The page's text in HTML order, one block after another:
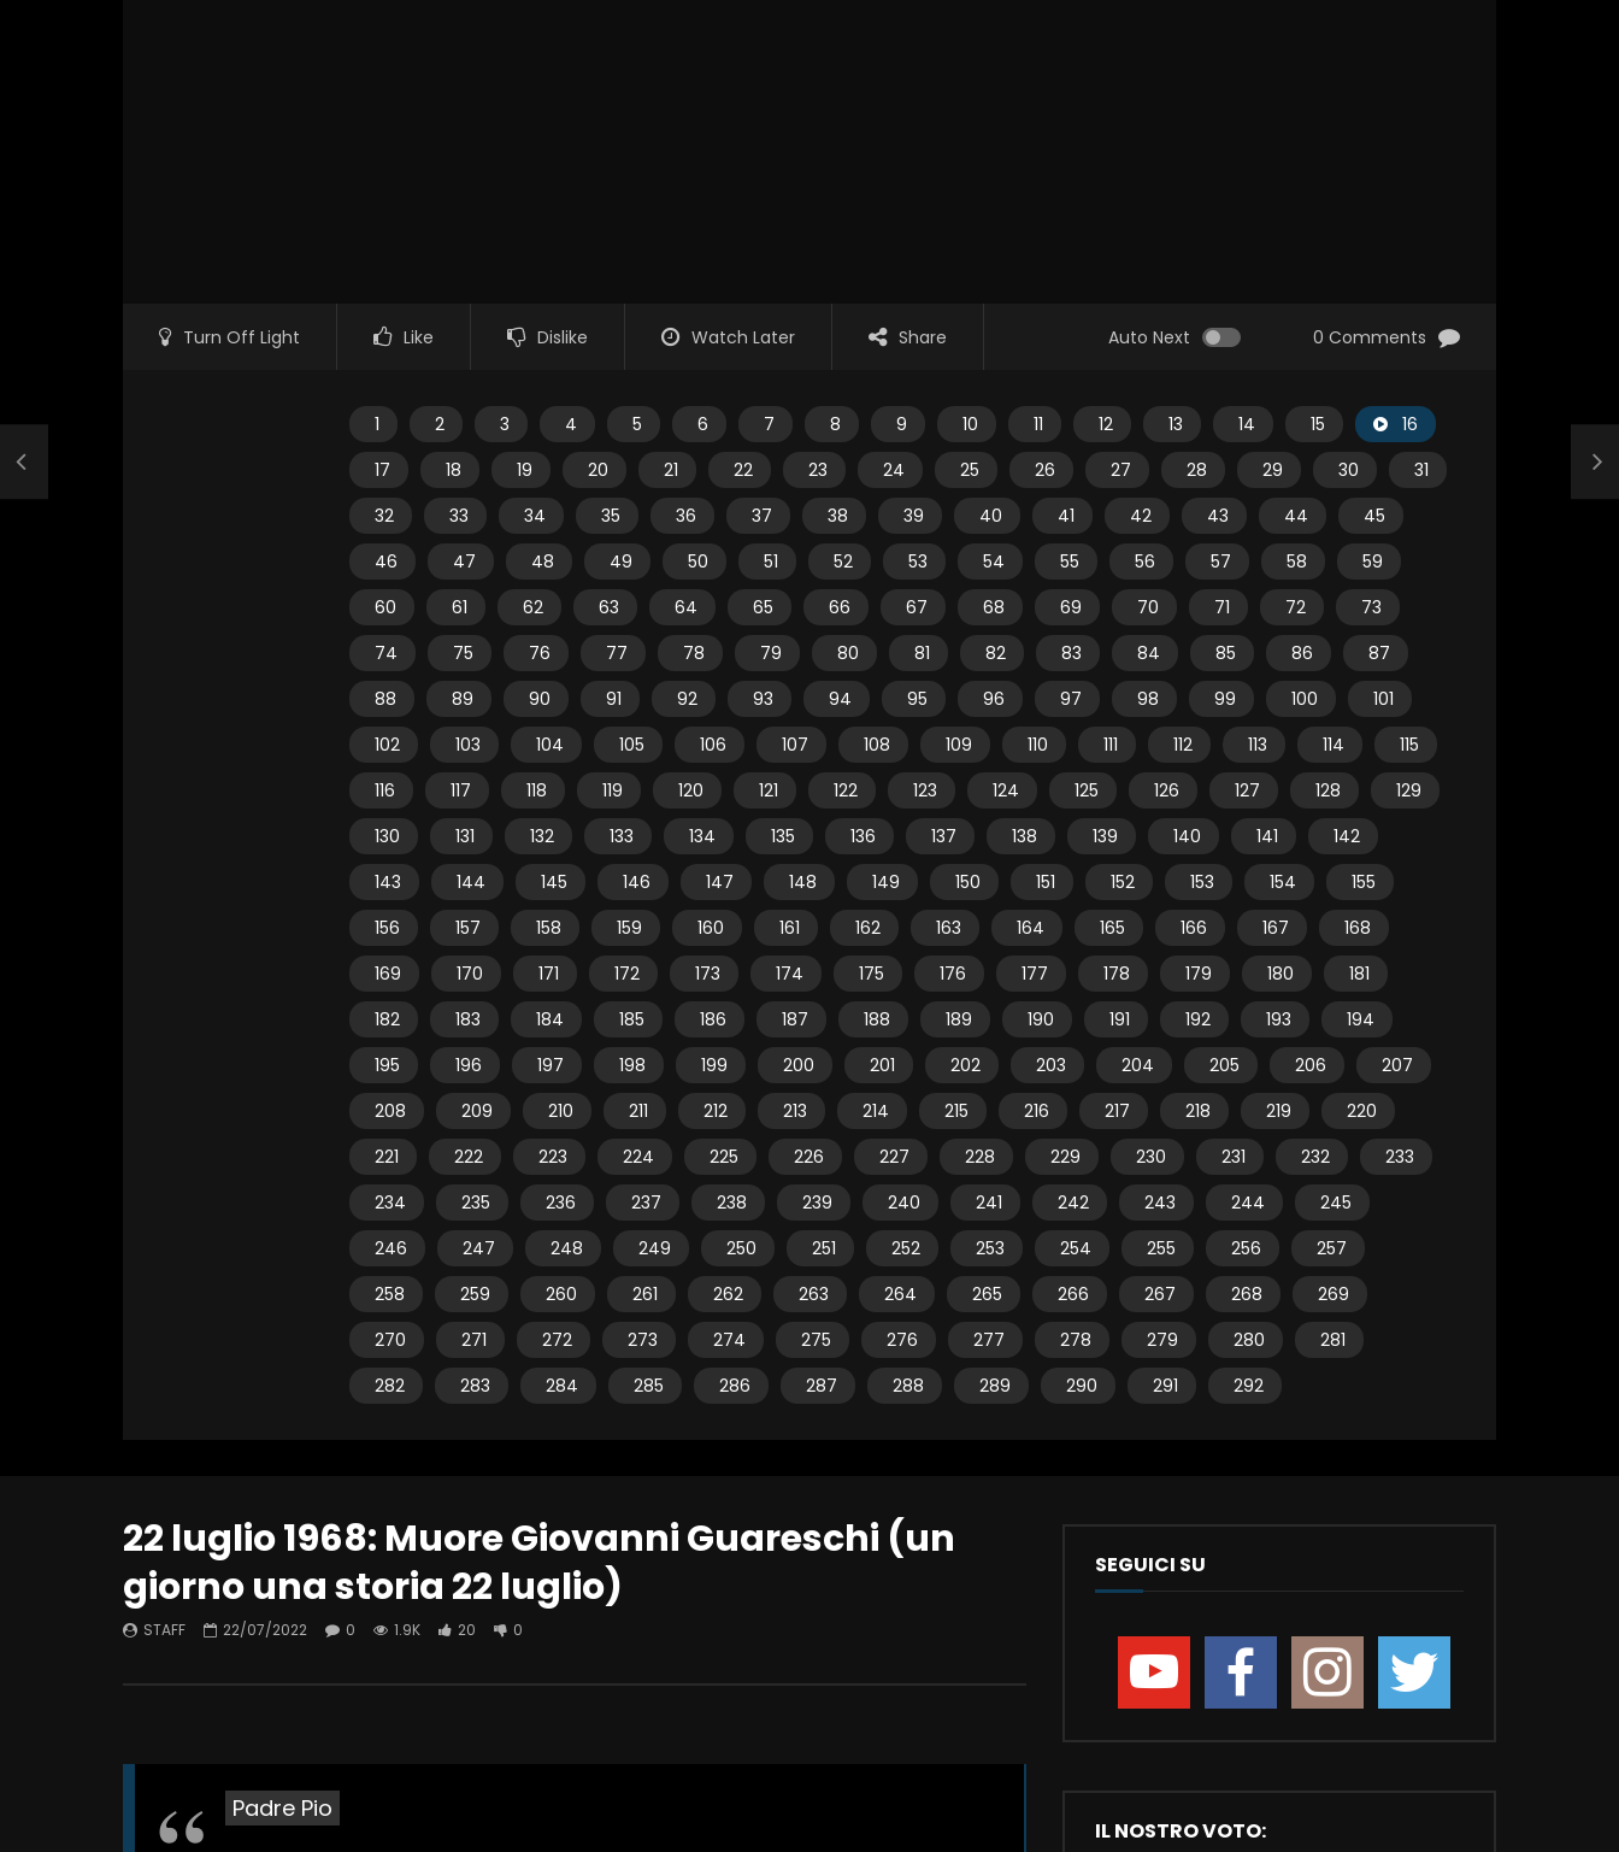
Turn Off Light Like Dislike Watch Later Share Auto Next 0 Comments
1 2 3 4 5 6 7 8 9 10 11 12 13 14 15
16
17
18 19 20 21 22 23 24 25 26 27 28 29 30
31
32
33 34 35 36 37 38 39 40 41 42 43 44
45
46
47 48 49 50 51 52 53 54 55 56 57 58
59
60
61 62 63 64 65 66 67 68 69 70 71 72
73
74
75 76 77 78 79 80 81 82 83 84 85 86
87
88
89 90 91 92 93 94 95 96 97 98 99 100
101
102
103 104 105 106 107 108 109 110 111 112 113 114
115
116
117 118 119 120 121 122 123 124 125 126 127 128
129
130
131 132 133 134 135 136 137 138 139 140 141
142
143
144 145 146 147 148 149 150 151 152 153 154
155
156
157 158 159 160 161 162 163 164 165 166 167
168
169
170 171 172 173 174 175 176 177 178 179 180
181
182
183 184 185 186 187 188 189 190 191 192 193
194
195
196 197 198 199 200 201 202 203 204 205 206
207
208
209 210 211 212 213 214 215 216 217 218 219
220
221
222 223 224 225 226 227 228 229 230 231 232
233
234
235 236 237 238 239 240 241 242 243 244
245
246
247 248 249 250 251 252 253 254 255 256
257
258
259 260 261 262 263 264 265 266 267 268
269
270
271 272 273 274 275 276 277 278 279 280
281
282
283 284 285 286 287 288 289 290 291 292
22 luglio 1968: Muore Giovanni Guareschi (un
giorno una storia 22 luglio)
STAFF 22/07/2022 0 1.9K 20 0
Padre Pio
SEGUICI SU
IL NOSTRO VOTO: